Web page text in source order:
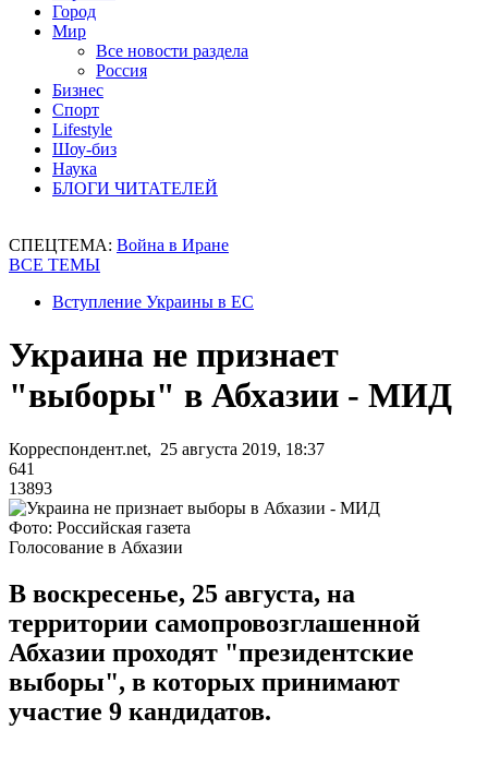
Город
Мир
Все новости раздела
Россия
Бизнес
Спорт
Lifestyle
Шоу-биз
Наука
БЛОГИ ЧИТАТЕЛЕЙ
СПЕЦТЕМА: Война в Иране
ВСЕ ТЕМЫ
Вступление Украины в ЕС
Украина не признает
"выборы" в Абхазии - МИД
Корреспондент.net, 25 августа 2019, 18:37
641
13893
Фото: Российская газета
Голосование в Абхазии
В воскресенье, 25 августа, на
территории самопровозглашенной
Абхазии проходят "президентские
выборы", в которых принимают
участие 9 кандидатов.